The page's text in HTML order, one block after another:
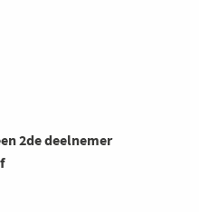
2de deelnemer